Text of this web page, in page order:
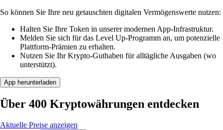
So können Sie Ihre neu getauschten digitalen Vermögenswerte nutzen:
Halten Sie Ihre Token in unserer modernen App-Infrastruktur.
Melden Sie sich für das Level Up-Programm an, um potenzielle
Plattform-Prämien zu erhalten.
Nutzen Sie Ihr Krypto-Guthaben für alltägliche Ausgaben (wo
unterstützt).
App herunterladen
Über 400 Kryptowährungen entdecken
Aktuelle Preise anzeigen